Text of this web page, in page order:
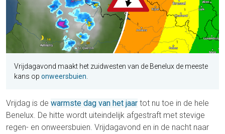
Vrijdagavond maakt het zuidwesten van de Benelux de meeste
kans op onweersbuien
Vrijdag is de warmste dag van het jaar tot nu toe in de hele
Benelux. De hitte wordt uiteindelijk afgestraft met stevige
regen- en onweersbuien. Vrijdagavond en in de nacht naar